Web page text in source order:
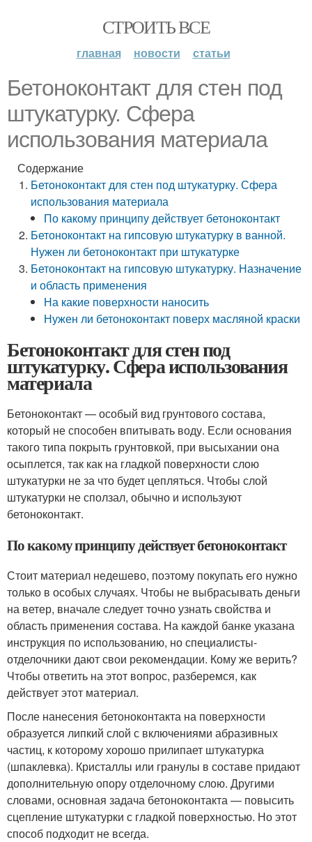
СТРОИТЬ ВСЕ
главная новости статьи
Бетоноконтакт для стен под
штукатурку. Сфера
использования материала
Содержание
Бетоноконтакт для стен под штукатурку. Сфера
использования материала
По какому принципу действует бетоноконтакт
Бетоноконтакт на гипсовую штукатурку в ванной.
Нужен ли бетоноконтакт при штукатурке
Бетоноконтакт на гипсовую штукатурку. Назначение
и область применения
На какие поверхности наносить
Нужен ли бетоноконтакт поверх масляной краски
Бетоноконтакт для стен под
штукатурку. Сфера использования
материала
Бетоноконтакт — особый вид грунтового состава,
который не способен впитывать воду. Если основания
такого типа покрыть грунтовкой, при высыхании она
осыплется, так как на гладкой поверхности слою
штукатурки не за что будет цепляться. Чтобы слой
штукатурки не сползал, обычно и используют
бетоноконтакт.
По какому принципу действует бетоноконтакт
Стоит материал недешево, поэтому покупать его нужно
только в особых случаях. Чтобы не выбрасывать деньги
на ветер, вначале следует точно узнать свойства и
область применения состава. На каждой банке указана
инструкция по использованию, но специалисты-
отделочники дают свои рекомендации. Кому же верить?
Чтобы ответить на этот вопрос, разберемся, как
действует этот материал.
После нанесения бетоноконтакта на поверхности
образуется липкий слой с включениями абразивных
частиц, к которому хорошо прилипает штукатурка
(шпаклевка). Кристаллы или гранулы в составе придают
дополнительную опору отделочному слою. Другими
словами, основная задача бетоноконтакта — повысить
сцепление штукатурки с гладкой поверхностью. Но этот
способ подходит не всегда.